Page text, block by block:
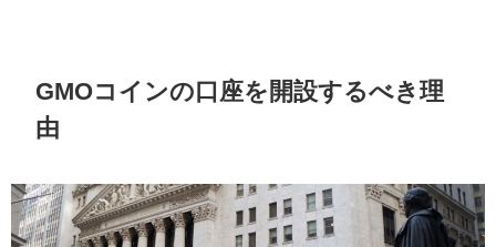
GMOコインの口座を開設するべき理
由